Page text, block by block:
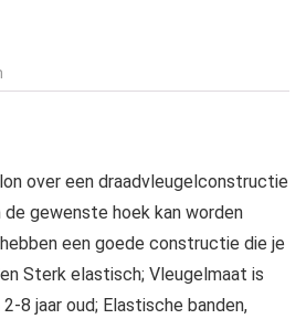
over een draadvleugelconstructie
gewenste hoek kan worden
een goede constructie die je
Sterk elastisch; Vleugelmaat is
8 jaar oud; Elastische banden,